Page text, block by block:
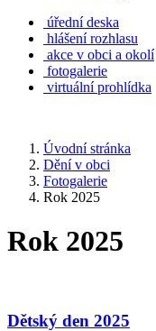
úřední deska
hlášení rozhlasu
akce v obci a okolí
fotogalerie
virtuální prohlídka
Úvodní stránka
Dění v obci
Fotogalerie
Rok 2025
Rok 2025
Dětský den 2025